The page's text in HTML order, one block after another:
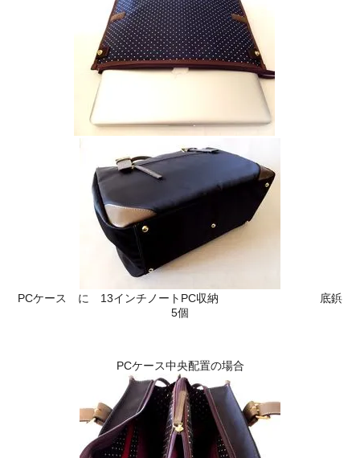
PCケース に 13インチノートPC収納 底鋲
5個
PCケース中央配置の場合